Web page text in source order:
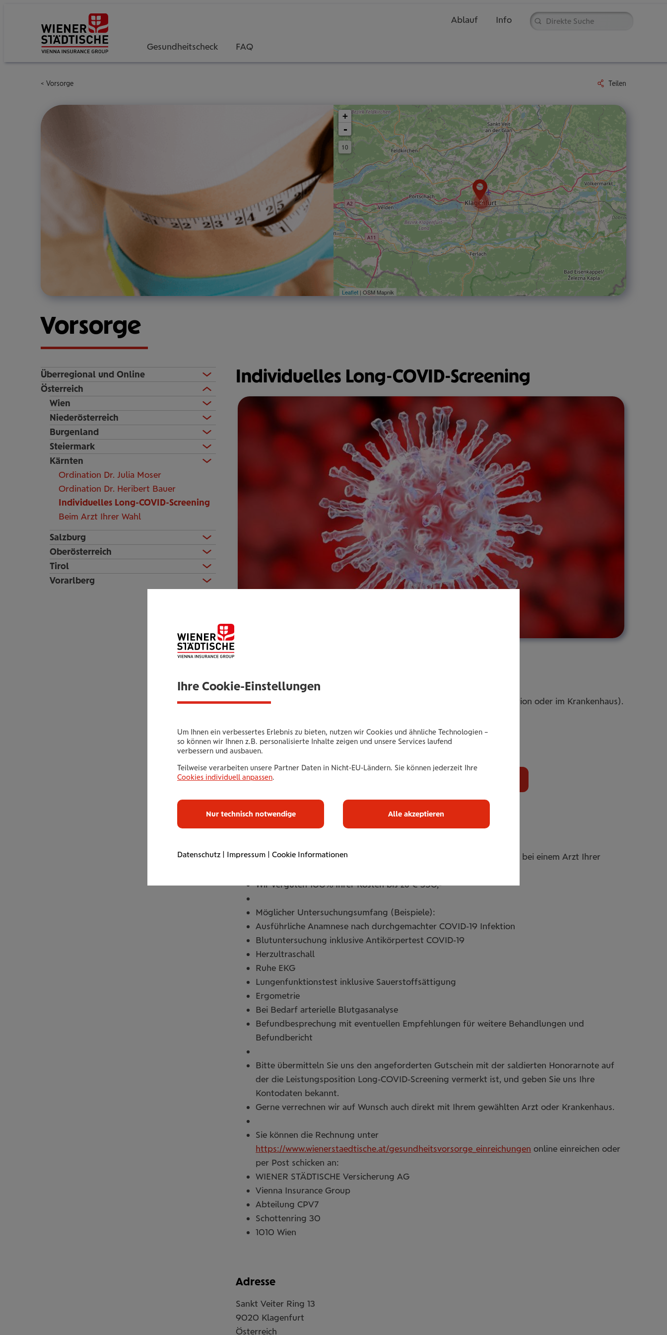
Gesundheitscheck FAQ
Ablauf Info
Direkte
Vorsorge Teilen
2
+
-
10
Leaflet| OSM Mapnik
Vorsorge
Überregional und Online
Österreich
Wien
Niederösterreich
Burgenland
Steiermark
Kärnten
Ordination Dr. Julia Moser
Ordination Dr. Heribert Bauer
Individuelles Long-COVID-Screening
Beim Arzt Ihrer Wahl
Salzburg
Oberösterreich
Tirol
Vorarlberg
Individuelles Long-COVID-Screening
Individuelles Long-COVID-Screening
Nach einer COVID-Erkrankung bei einem Arzt Ihrer Wahl (in der Ordination oder im Krankenhaus).
Individuelles Long-COVID-Screening nach einer COVID-Erkrankung bei einem Arzt Ihrer
Wir vergüten 100% Ihrer Kosten bis zu € 350,-
Möglicher Untersuchungsumfang (Beispiele):
Ausführliche Anamnese nach durchgemachter COVID-19 Infektion
Blutuntersuchung inklusive Antikörpertest COVID-19
Herzultraschall
Ruhe EKG
Lungenfunktionstest inklusive Sauerstoffsättigung
Ergometrie
Bei Bedarf arterielle Blutgasanalyse
Befundbesprechung mit eventuellen Empfehlungen für weitere Behandlungen und
Befundbericht
Bitte übermitteln Sie uns den angeforderten Gutschein mit der saldierten Honorarnote auf
der die Leistungsposition Long-COVID-Screening vermerkt ist, und geben Sie uns Ihre
Kontodaten bekannt.
Gerne verrechnen wir auf Wunsch auch direkt mit Ihrem gewählten Arzt oder Krankenhaus.
Sie können die Rechnung unter
https://www.wienerstaedtische.at/gesundheitsvorsorge_einreichungen online einreichen oder
per Post schicken an:
WIENER STÄDTISCHE Versicherung AG
Vienna Insurance Group
Abteilung CPV7
Schottenring 30
1010 Wien
Adresse
Sankt Veiter Ring 13
9020 Klagenfurt
Österreich
Ihre Cookie-Einstellungen
Um Ihnen ein verbessertes Erlebnis zu bieten, nutzen wir Cookies und ähnliche Technologien –
so können wir Ihnen z.B. personalisierte Inhalte zeigen und unsere Services laufend
verbessern und ausbauen.
Teilweise verarbeiten unsere Partner Daten in Nicht-EU-Ländern. Sie können jederzeit Ihre
Cookies individuell anpassen.
Nur technisch notwendige Alle akzeptieren
Datenschutz | Impressum | Cookie Informationen